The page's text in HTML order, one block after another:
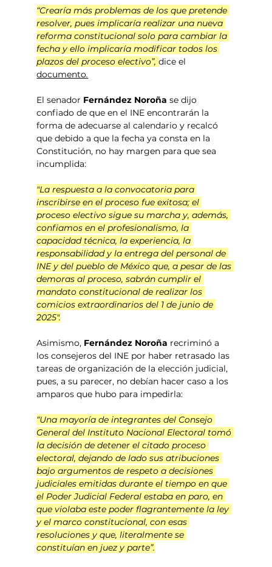
“Crearía más problemas de los que pretende
resolver, pues implicaría realizar una nueva
reforma constitucional solo para cambiar la
fecha y ello implicaría modificar todos los
plazos del proceso electivo”, dice el
documento.
El senador Fernández Noroña se dijo
confiado de que en el INE encontrarán la
forma de adecuarse al calendario y recalcó
que debido a que la fecha ya consta en la
Constitución, no hay margen para que sea
incumplida:
"La respuesta a la convocatoria para
inscribirse en el proceso fue exitosa; el
proceso electivo sigue su marcha y, además,
confiamos en el profesionalismo, la
capacidad técnica, la experiencia, la
responsabilidad y la entrega del personal de
INE y del pueblo de México que, a pesar de las
demoras al proceso, sabrán cumplir el
mandato constitucional de realizar los
comicios extraordinarios del 1 de junio de
2025".
Asimismo, Fernández Noroña recriminó a
los consejeros del INE por haber retrasado las
tareas de organización de la elección judicial,
pues, a su parecer, no debían hacer caso a los
amparos que hubo para impedirla:
“Una mayoría de integrantes del Consejo
General del Instituto Nacional Electoral tomó
la decisión de detener el citado proceso
electoral, dejando de lado sus atribuciones
bajo argumentos de respeto a decisiones
judiciales emitidas durante el tiempo en que
el Poder Judicial Federal estaba en paro, en
que violaba este poder flagrantemente la ley
y el marco constitucional, con esas
resoluciones y que, literalmente se
constituían en juez y parte”.